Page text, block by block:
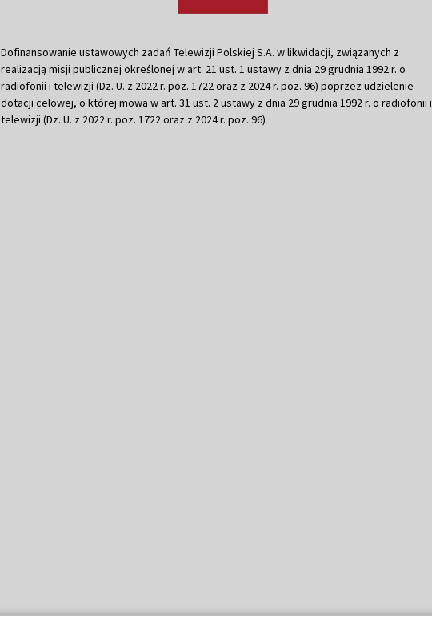
Dofinansowanie ustawowych zadań Telewizji Polskiej S.A. w likwidacji, związanych z
realizacją misji publicznej określonej w art. 21 ust. 1 ustawy z dnia 29 grudnia 1992 r. o
radiofonii i telewizji (Dz. U. z 2022 r. poz. 1722 oraz z 2024 r. poz. 96) poprzez udzielenie
dotacji celowej, o której mowa w art. 31 ust. 2 ustawy z dnia 29 grudnia 1992 r. o radiofonii i
telewizji (Dz. U. z 2022 r. poz. 1722 oraz z 2024 r. poz. 96)